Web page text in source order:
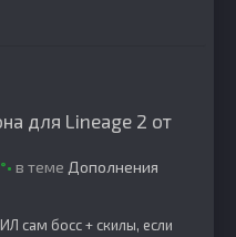
для Lineage 2 от
в теме Дополнения
сам босс + скилы, если